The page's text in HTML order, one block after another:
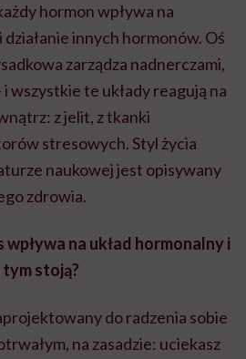
hormon wpływa na
innych hormonów. Oś
zarządza nadnerczami,
wszystkie te układy reagują na
z jelit, z tkanki
stresowych. Styl życia
naukowej jest opisywany
zdrowia.
na układ hormonalny i
tym stoją?
do radzenia sobie
na zasadzie: uciekasz